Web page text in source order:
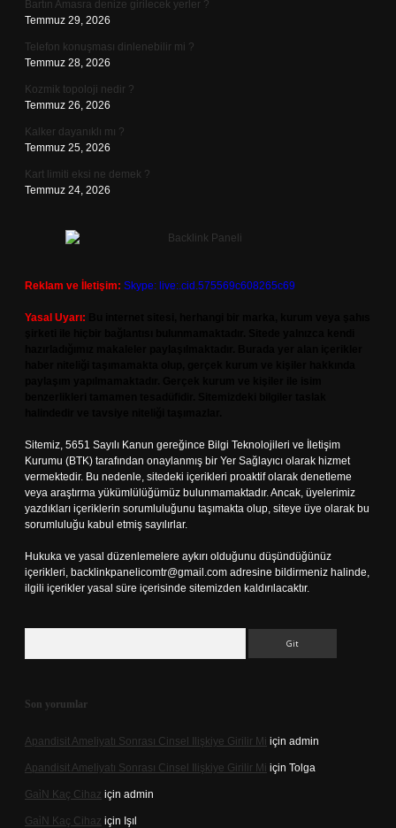
Bartın Amasra denize girilecek yerler ?
Temmuz 29, 2026
Telefon konuşması dinlenebilir mi ?
Temmuz 28, 2026
Kozmik topoloji nedir ?
Temmuz 26, 2026
Kalker dayanıklı mı ?
Temmuz 25, 2026
Kart limiti eksi ne demek ?
Temmuz 24, 2026
Reklam ve İletişim: Skype: live:.cid.575569c608265c69
Yasal Uyarı:
Sitemiz, 5651 Sayılı Kanun gereğince Bilgi Teknolojileri ve İletişim
Kurumu (BTK) tarafından onaylanmış bir Yer Sağlayıcı olarak hizmet
vermektedir. Bu nedenle, sitedeki içerikleri proaktif olarak denetleme
veya araştırma yükümlülüğümüz bulunmamaktadır. Ancak, üyelerimiz
yazdıkları içeriklerin sorumluluğunu taşımakta olup, siteye üye olarak bu
sorumluluğu kabul etmiş sayılırlar.
Hukuka ve yasal düzenlemelere aykırı olduğunu düşündüğünüz
içerikleri, backlinkpanelicomtr@gmail.com adresine bildirmeniz halinde,
ilgili içerikler yasal süre içerisinde sitemizden kaldırılacaktır.
Son yorumlar
Apandisit Ameliyatı Sonrası Cinsel Ilişkiye Girilir Mi için admin
Apandisit Ameliyatı Sonrası Cinsel Ilişkiye Girilir Mi için Tolga
Gai̇N Kaç Cihaz için admin
Gai̇N Kaç Cihaz için Işıl